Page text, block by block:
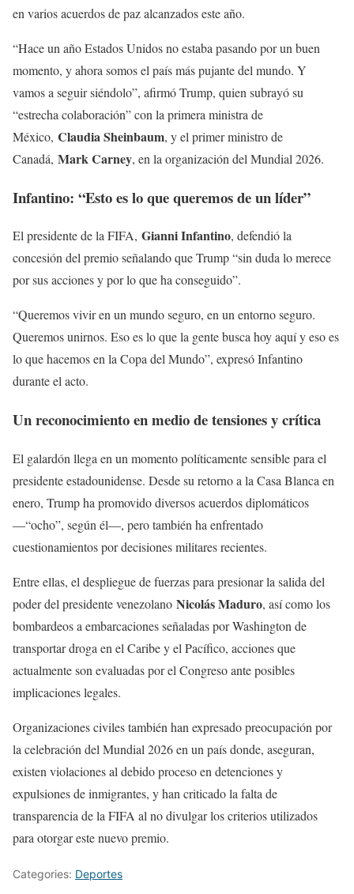
en varios acuerdos de paz alcanzados este año.
“Hace un año Estados Unidos no estaba pasando por un buen
momento, y ahora somos el país más pujante del mundo. Y
vamos a seguir siéndolo”, afirmó Trump, quien subrayó su
“estrecha colaboración” con la primera ministra de
México, Claudia Sheinbaum, y el primer ministro de
Canadá, Mark Carney, en la organización del Mundial 2026.
Infantino: “Esto es lo que queremos de un líder”
El presidente de la FIFA, Gianni Infantino, defendió la
concesión del premio señalando que Trump “sin duda lo merece
por sus acciones y por lo que ha conseguido”.
“Queremos vivir en un mundo seguro, en un entorno seguro.
Queremos unirnos. Eso es lo que la gente busca hoy aquí y eso es
lo que hacemos en la Copa del Mundo”, expresó Infantino
durante el acto.
Un reconocimiento en medio de tensiones y crítica
El galardón llega en un momento políticamente sensible para el
presidente estadounidense. Desde su retorno a la Casa Blanca en
enero, Trump ha promovido diversos acuerdos diplomáticos
—“ocho”, según él—, pero también ha enfrentado
cuestionamientos por decisiones militares recientes.
Entre ellas, el despliegue de fuerzas para presionar la salida del
poder del presidente venezolano Nicolás Maduro, así como los
bombardeos a embarcaciones señaladas por Washington de
transportar droga en el Caribe y el Pacífico, acciones que
actualmente son evaluadas por el Congreso ante posibles
implicaciones legales.
Organizaciones civiles también han expresado preocupación por
la celebración del Mundial 2026 en un país donde, aseguran,
existen violaciones al debido proceso en detenciones y
expulsiones de inmigrantes, y han criticado la falta de
transparencia de la FIFA al no divulgar los criterios utilizados
para otorgar este nuevo premio.
Categories: Deportes